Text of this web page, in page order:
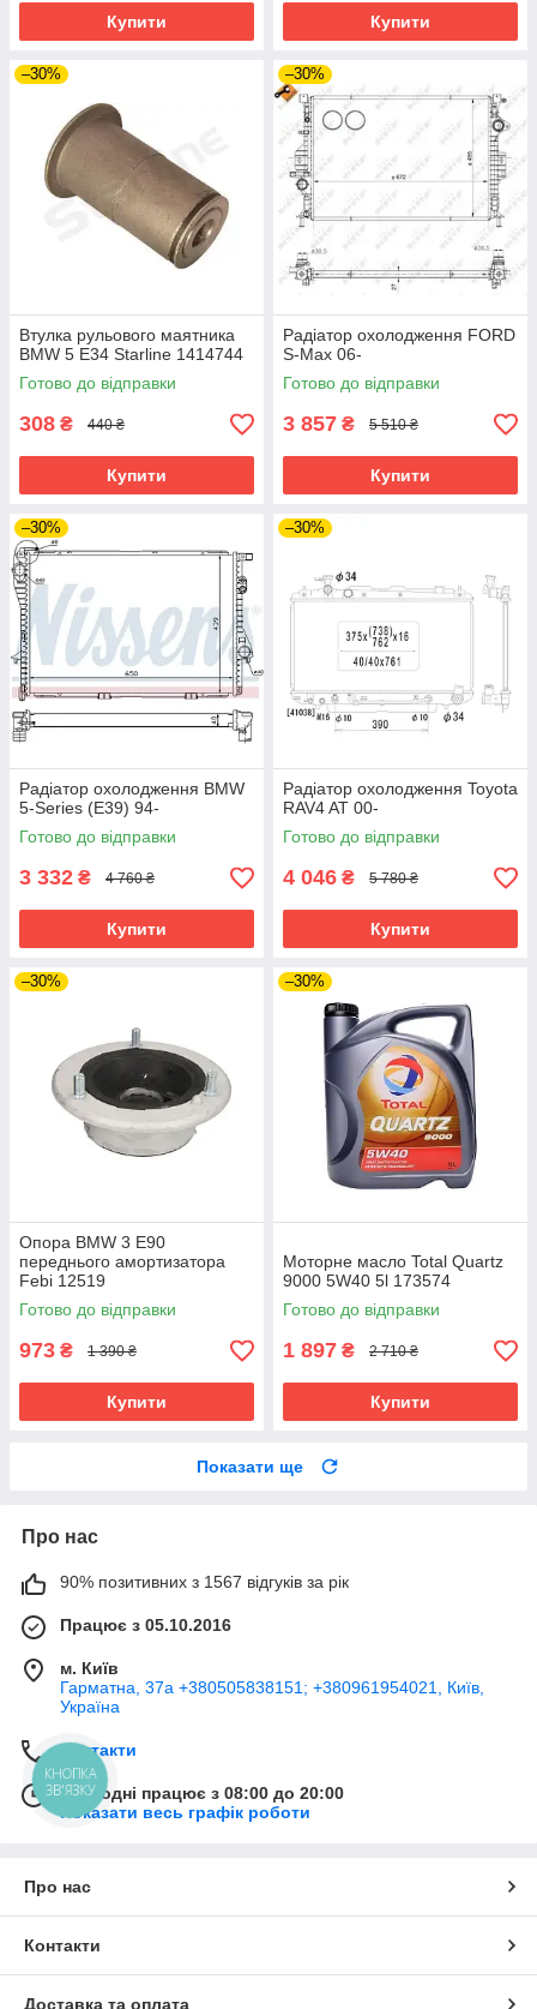
Купити Купити
–30%
Втулка рульового маятника
BMW 5 E34 Starline 1414744
Готово до відправки
308 ₴ 440 ₴
Купити
–30%
Радіатор охолодження FORD
S-Max 06-
Готово до відправки
3 857 ₴ 5 510 ₴
Купити
–30%
Радіатор охолодження BMW
5-Series (E39) 94-
Готово до відправки
3 332 ₴ 4 760 ₴
Купити
–30%
Радіатор охолодження Toyota
RAV4 AT 00-
Готово до відправки
4 046 ₴ 5 780 ₴
Купити
–30%
Опора BMW 3 E90
переднього амортизатора
Febi 12519
Готово до відправки
973 ₴ 1 390 ₴
Купити
–30%
Моторне масло Total Quartz
9000 5W40 5l 173574
Готово до відправки
1 897 ₴ 2 710 ₴
Купити
Показати ще
Про нас
90% позитивних з 1567 відгуків за рік
Працює з 05.10.2016
м. Київ
Гарматна, 37а +380505838151; +380961954021, Київ,
Україна
Контакти
Сьогодні працює з 08:00 до 20:00
Показати весь графік роботи
Про нас
Контакти
Доставка та оплата
КНОПКА
ЗВ'ЯЗКУ